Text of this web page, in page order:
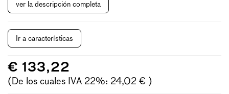
ver la descripción completa
Ir a características
€ 133,22
(De los cuales IVA 22%: 24,02 € )